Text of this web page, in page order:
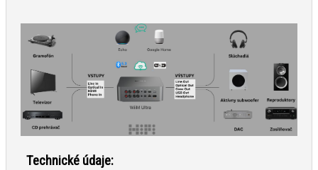
Technické údaje: